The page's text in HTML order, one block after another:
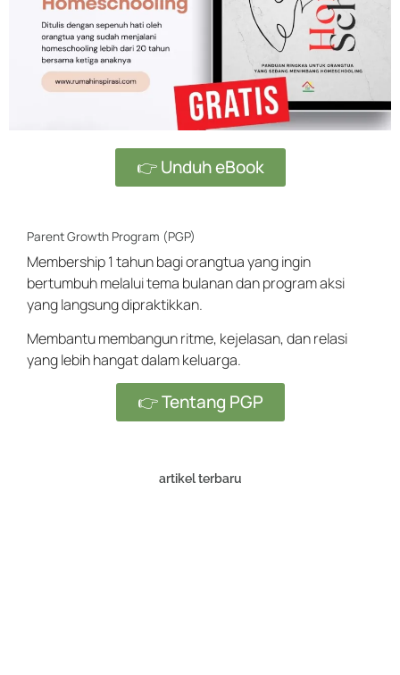
👉 Unduh eBook
Parent Growth Program (PGP)
Membership 1 tahun bagi orangtua yang ingin
bertumbuh melalui tema bulanan dan program aksi
yang langsung dipraktikkan.
Membantu membangun ritme, kejelasan, dan relasi
yang lebih hangat dalam keluarga.
👉 Tentang PGP
artikel terbaru